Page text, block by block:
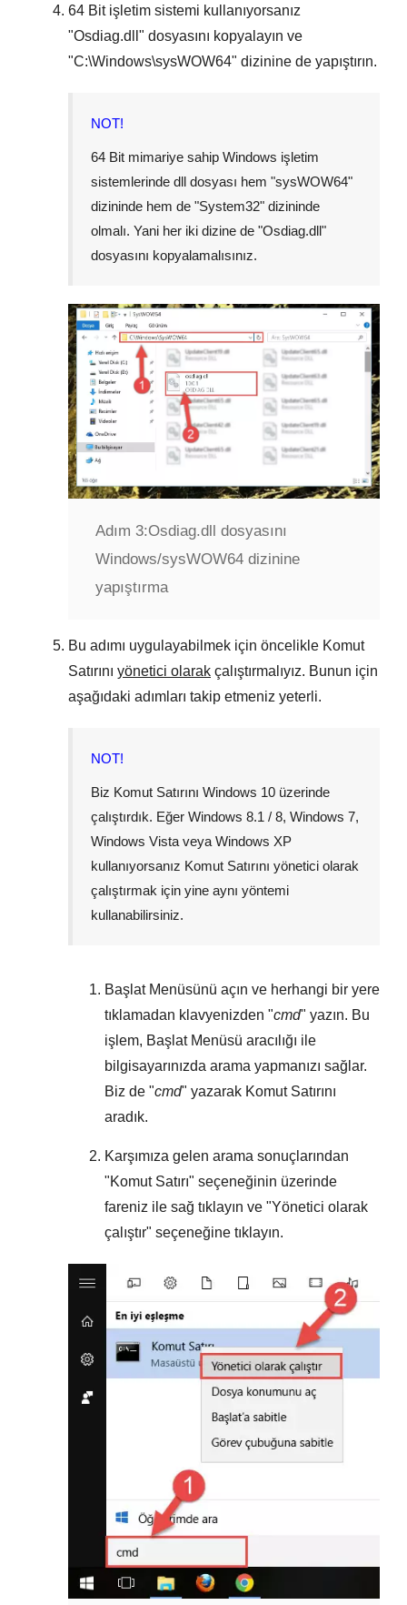
64 Bitişletim sistemi kullanıyorsanız
"Osdiag.dll " dosyasını kopyalayın ve
"C:\Windows\sysWOW64" dizinine de yapıştırın.
NOT!
64 Bit mimariye sahip Windows işletim
sistemlerinde dll dosyası hem "sysWOW64"
dizininde hem de "System32" dizininde
olmalı. Yani her iki dizine de "Osdiag.dll"
dosyasını kopyalamalısınız.
Adım 3:Osdiag.dll dosyasını
Windows/sysWOW64 dizinine
yapıştırma
Bu adımı uygulayabilmek için öncelikle Komut
Satırını yönetici olarak çalıştırmalıyız. Bunun için
aşağıdaki adımları takip etmeniz yeterli.
NOT!
Biz Komut Satırını Windows 10 üzerinde
çalıştırdık. Eğer Windows 8.1 / 8, Windows 7,
Windows Vista veya Windows XP
kullanıyorsanız Komut Satırını yönetici olarak
çalıştırmak için yine aynı yöntemi
kullanabilirsiniz.
Başlat Menüsünü açın ve herhangi bir yere
tıklamadan klavyenizden "cmd" yazın. Bu
işlem, Başlat Menüsü aracılığı ile
bilgisayarınızda arama yapmanızı sağlar.
Biz de "cmd" yazarak Komut Satırını
aradık.
Karşımıza gelen arama sonuçlarından
"Komut Satırı" seçeneğinin üzerinde
fareniz ile sağ tıklayın ve "Yönetici olarak
çalıştır" seçeneğine tıklayın.